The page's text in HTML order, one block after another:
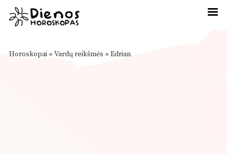
Horoskopai » Vardų reikšmės » Edrian